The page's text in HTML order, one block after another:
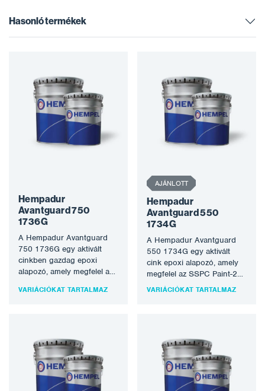
Hasonló termékek
Hempadur
Avantguard 750
1736G
A Hempadur Avantguard
750 1736G egy aktivált
cinkben gazdag epoxi
alapozó, amely megfelel az
ISO…
VARIÁCIÓKAT TARTALMAZ
AJÁNLOTT
Hempadur
Avantguard 550
1734G
A Hempadur Avantguard
550 1734G egy aktivált
cink epoxi alapozó, amely
megfelel az SSPC Paint-20,
2019 3. szint, II. típus…
VARIÁCIÓKAT TARTALMAZ